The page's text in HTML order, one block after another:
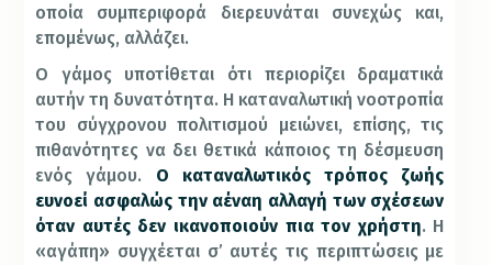
οποία συμπεριφορά διερευνάται συνεχώς και,
επομένως, αλλάζει.
Ο γάμος υποτίθεται ότι περιορίζει δραματικά
αυτήν τη δυνατότητα. Η καταναλωτική νοοτροπία
του σύγχρονου πολιτισμού μειώνει, επίσης, τις
πιθανότητες να δει θετικά κάποιος τη δέσμευση
ενός γάμου. Ο καταναλωτικός τρόπος ζωής
ευνοεί ασφαλώς την αέναη αλλαγή των σχέσεων
όταν αυτές δεν ικανοποιούν πια τον χρήστη. Η
«αγάπη» συγχέεται σ’ αυτές τις περιπτώσεις με